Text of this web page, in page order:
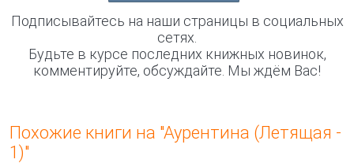
Подписывайтесь на наши страницы в социальных
сетях.
Будьте в курсе последних книжных новинок,
комментируйте, обсуждайте. Мы ждём Вас!
Похожие книги на "Аурентина (Летящая -
1)"